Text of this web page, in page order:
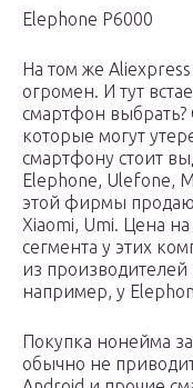
Elephone P6000
На том же
огромен. И тут
смартфон
которые могут
смартфону стоит
Elephone, Ulefone,
этой фирмы
Xiaomi, Umi. Цена
сегмента у этих
из
например, у
Покупка нонейма
обычно не